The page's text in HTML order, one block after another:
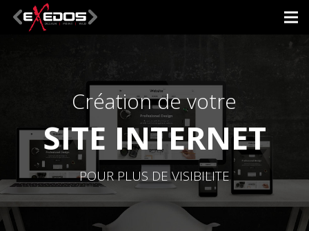
Créationdevotre
SITE INTERNET
POURPLUS DE VISIBILITE